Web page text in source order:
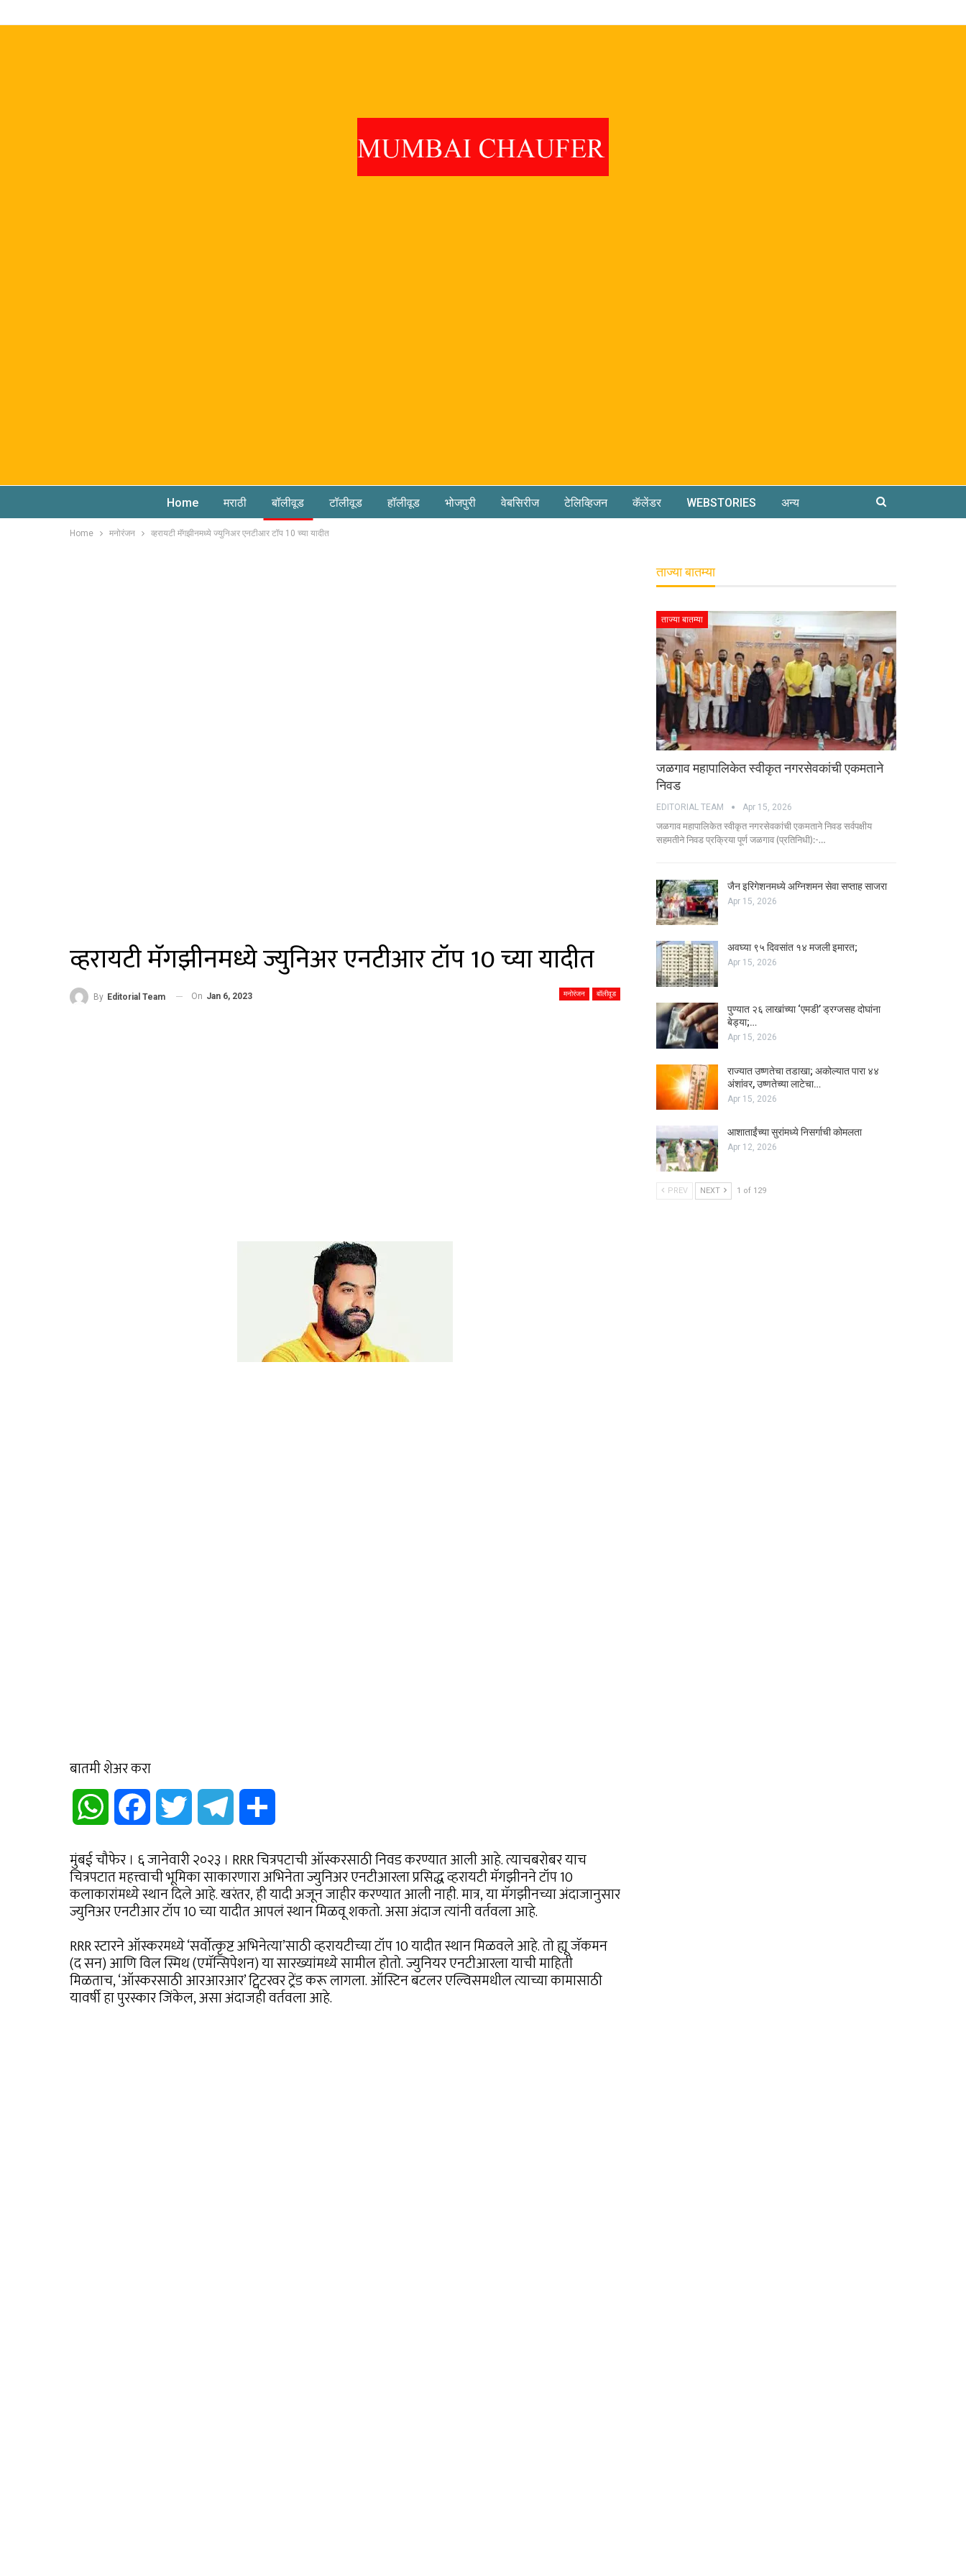
Home मराठी बॉलीवूड टॉलीवूड हॉलीवूड भोजपुरी वेबसिरीज टेलिव्हिजन कॅलेंडर WEBSTORIES अन्य
Home मनोरंजन व्हरायटी मॅगझीनमध्ये ज्युनिअर एनटीआर टॉप 10 च्या यादीत
व्हरायटी मॅगझीनमध्ये ज्युनिअर एनटीआर टॉप 10 च्या यादीत
मनोरंजन बॉलीवूड
By Editorial Team On Jan 6, 2023
बातमी शेअर करा
WhatsApp Facebook Twitter Telegram
मुंबई चौफेर । ६ जानेवारी २०२३ । RRR चित्रपटाची ऑस्करसाठी निवड करण्यात आली आहे. त्याचबरोबर याच
चित्रपटात महत्त्वाची भूमिका साकारणारा अभिनेता ज्युनिअर एनटीआरला प्रसिद्ध व्हरायटी मॅगझीनने टॉप 10
कलाकारांमध्ये स्थान दिले आहे. खरंतर, ही यादी अजून जाहीर करण्यात आली नाही. मात्र, या मॅगझीनच्या अंदाजानुसार
ज्युनिअर एनटीआर टॉप 10 च्या यादीत आपलं स्थान मिळवू शकतो. असा अंदाज त्यांनी वर्तवला आहे.
RRR स्टारने ऑस्करमध्ये ‘सर्वोत्कृष्ट अभिनेत्या’साठी व्हरायटीच्या टॉप 10 यादीत स्थान मिळवले आहे. तो ह्यू जॅकमन
(द सन) आणि विल स्मिथ (एमॅन्सिपेशन) या सारख्यांमध्ये सामील होतो. ज्युनियर एनटीआरला याची माहिती
मिळताच, ‘ऑस्करसाठी आरआरआर’ ट्विटरवर ट्रेंड करू लागला. ऑस्टिन बटलर एल्विसमधील त्याच्या कामासाठी
यावर्षी हा पुरस्कार जिंकेल, असा अंदाजही वर्तवला आहे.
ताज्या बातम्या
ताज्या बातम्या
जळगाव महापालिकेत स्वीकृत नगरसेवकांची एकमताने
निवड
EDITORIAL TEAM Apr 15, 2026
जळगाव महापालिकेत स्वीकृत नगरसेवकांची एकमताने निवड सर्वपक्षीय
सहमतीने निवड प्रक्रिया पूर्ण जळगाव (प्रतिनिधी):-…
जैन इरिगेशनमध्ये अग्निशमन सेवा सप्ताह साजरा
Apr 15, 2026
अवघ्या ९५ दिवसांत १४ मजली इमारत;
Apr 15, 2026
पुण्यात २६ लाखांच्या ‘एमडी’ ड्रग्जसह दोघांना
बेड्या;…
Apr 15, 2026
राज्यात उष्णतेचा तडाखा; अकोल्यात पारा ४४
अंशांवर, उष्णतेच्या लाटेचा…
Apr 15, 2026
आशाताईंच्या सुरांमध्ये निसर्गाची कोमलता
Apr 12, 2026
PREV NEXT 1 of 129